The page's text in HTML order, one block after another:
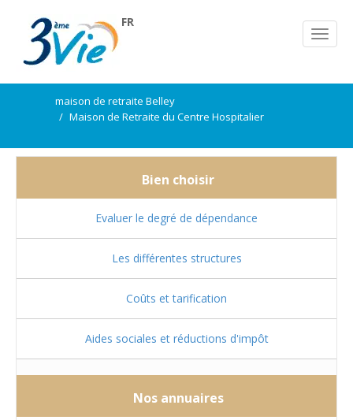
FR
maison de retraite Belley
Maison de Retraite du Centre Hospitalier
Bien choisir
Evaluer le degré de dépendance
Les différentes structures
Coûts et tarification
Aides sociales et réductions d'impôt
Nos annuaires